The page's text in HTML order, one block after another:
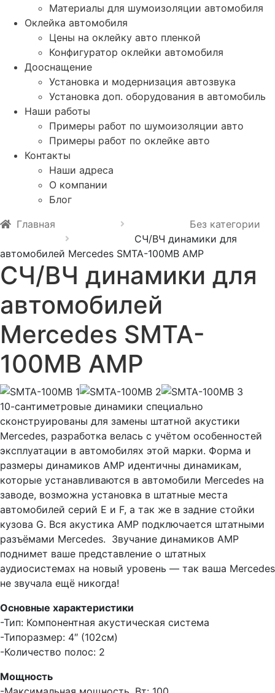
Материалы для шумоизоляции автомобиля
Оклейка автомобиля
Цены на оклейку авто пленкой
Конфигуратор оклейки автомобиля
Дооснащение
Установка и модернизация автозвука
Установка доп. оборудования в автомобиль
Наши работы
Примеры работ по шумоизоляции авто
Примеры работ по оклейке авто
Контакты
Наши адреса
О компании
Блог
Главная
Без категории
СЧ/ВЧ динамики для
автомобилей Mercedes SMTA-100MB AMP
СЧ/ВЧ динамики для
автомобилей
Mercedes SMTA-
100MB AMP
10-сантиметровые динамики специально
сконструированы для замены штатной акустики
Mercedes, разработка велась с учётом особенностей
эксплуатации в автомобилях этой марки. Форма и
размеры динамиков AMP идентичны динамикам,
которые устанавливаются в автомобили Mercedes на
заводе, возможна установка в штатные места
автомобилей серий Е и F, а так же в задние стойки
кузова G. Вся акустика AMP подключается штатными
разъёмами Mercedes. Звучание динамиков AMP
поднимет ваше представление о штатных
аудиосистемах на новый уровень — так ваша Mercedes
не звучала ещё никогда!
Основные характеристики
-Тип: Компонентная акустическая система
-Типоразмер: 4″ (102см)
-Количество полос: 2
Мощность